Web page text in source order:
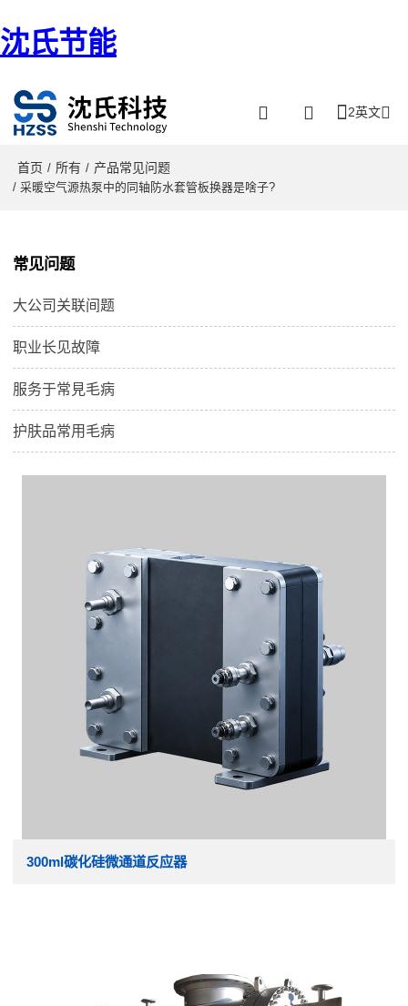
沈氏节能
2英文
首页 / 所有 / 产品常见问题
/ 采暖空气源热泵中的同轴防水套管板换器是啥子?
常见问题
大公司关联间题
职业长见故障
服务于常見毛病
护肤品常用毛病
300ml碳化硅微通道反应器